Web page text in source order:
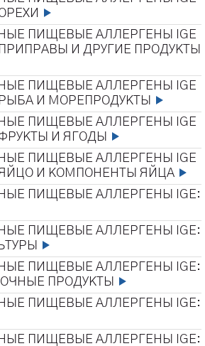
ПИЩЕВЫЕ АЛЛЕРГЕНЫ IGE
ПРИПРАВЫ И ДРУГИЕ ПРОДУКТЫ
ПИЩЕВЫЕ АЛЛЕРГЕНЫ IGE
РЫБА И МОРЕПРОДУКТЫ
ПИЩЕВЫЕ АЛЛЕРГЕНЫ IGE
ФРУКТЫ И ЯГОДЫ
ПИЩЕВЫЕ АЛЛЕРГЕНЫ IGE
ЯЙЦО И КОМПОНЕНТЫ ЯЙЦА
ПИЩЕВЫЕ АЛЛЕРГЕНЫ IGE:
ПИЩЕВЫЕ АЛЛЕРГЕНЫ IGE:
ПИЩЕВЫЕ АЛЛЕРГЕНЫ IGE:
ПРОДУКТЫ
ПИЩЕВЫЕ АЛЛЕРГЕНЫ IGE:
ПИЩЕВЫЕ АЛЛЕРГЕНЫ IGE: